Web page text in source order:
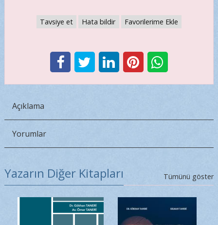
Tavsiye et Hata bildir Favorilerime Ekle
Açıklama
Yorumlar
Yazarın Diğer Kitapları Tümünü göster